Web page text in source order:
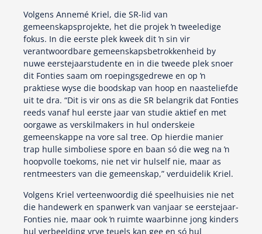
Volgens Annemé Kriel, die SR-lid van
gemeenskapsprojekte, het die projek ŉ tweeledige
fokus. In die eerste plek kweek dit ŉ sin vir
verantwoordbare gemeenskapsbetrokkenheid by
nuwe eerstejaarstudente en in die tweede plek snoer
dit Fonties saam om roepingsgedrewe en op ŉ
praktiese wyse die boodskap van hoop en naasteliefde
uit te dra. “Dit is vir ons as die SR belangrik dat Fonties
reeds vanaf hul eerste jaar van studie aktief en met
oorgawe as verskilmakers in hul onderskeie
gemeenskappe na vore sal tree. Op hierdie manier
trap hulle simboliese spore en baan só die weg na ŉ
hoopvolle toekoms, nie net vir hulself nie, maar as
rentmeesters van die gemeenskap,” verduidelik Kriel.
Volgens Kriel verteenwoordig dié speelhuisies nie net
die handewerk en spanwerk van vanjaar se eerstejaar-
Fonties nie, maar ook ŉ ruimte waarbinne jong kinders
hul verbeelding vrye teuels kan gee en só hul